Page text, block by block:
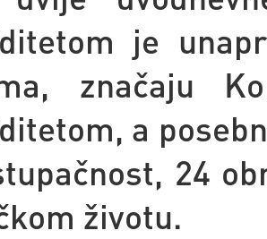
je
značaju
a
24
životu.